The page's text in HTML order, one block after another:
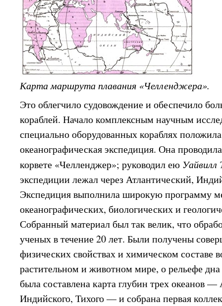
Карта маршрута плавания «Челленджера».
Это облегчило судовождение и обеспечило
кораблей. Начало комплексным научным
специально оборудованных кораблях
океанографическая экспедиция. Она
корвете «Челленджер»; руководил ею Уайвилл
экспедиции лежал через Атлантический,
Экспедиция выполнила широкую программу
океанографических, биологических и
Собранный материал был так велик, что
ученых в течение 20 лет. Были получены
физических свойствах и химическом составе
растительном и животном мире, о рельефе
была составлена карта глубин трех океанов —
Индийского, Тихого — и собрана первая